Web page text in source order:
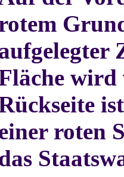
wird
roten